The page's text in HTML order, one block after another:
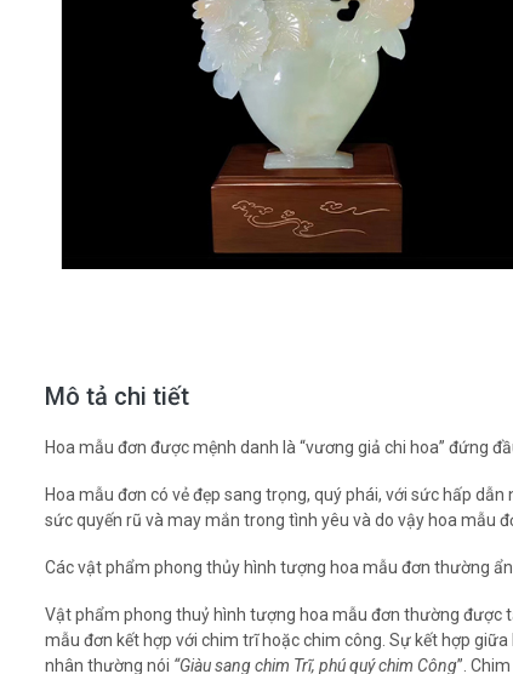
Mô tả chi tiết
Hoa mẫu đơn được mệnh danh là “vương giả chi hoa” đứng
Hoa mẫu đơn có vẻ đẹp sang trọng, quý phái, với sức hấp
sức quyến rũ và may mắn trong tình yêu và do vậy hoa mẫu
Các vật phẩm phong thủy hình tượng hoa mẫu đơn thường
Vật phẩm phong thuỷ hình tượng hoa mẫu đơn thường được
mẫu đơn kết hợp với chim trĩ hoặc chim công. Sự kết hợp
nhân thường nói “Giàu sang chim Trĩ, phú quý chim Công”.